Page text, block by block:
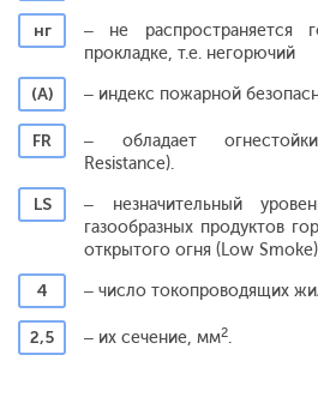
нг
– не распространяется
прокладке, т.е. негорючий
(А)
– индекс пожарной
FR
– обладает
Resistance).
LS
– незначительный
газообразных продуктов
открытого огня (Low
4
– число токопроводящих
2,5 – их сечение, мм2.